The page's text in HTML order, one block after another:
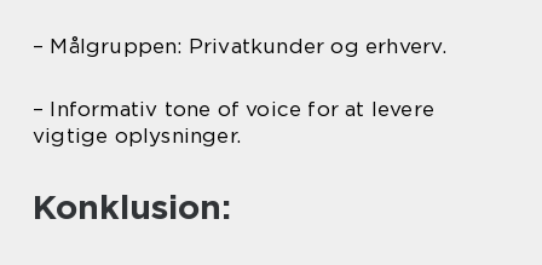
– Målgruppen: Privatkunder og erhverv.
– Informativ tone of voice for at levere
vigtige oplysninger.
Konklusion: